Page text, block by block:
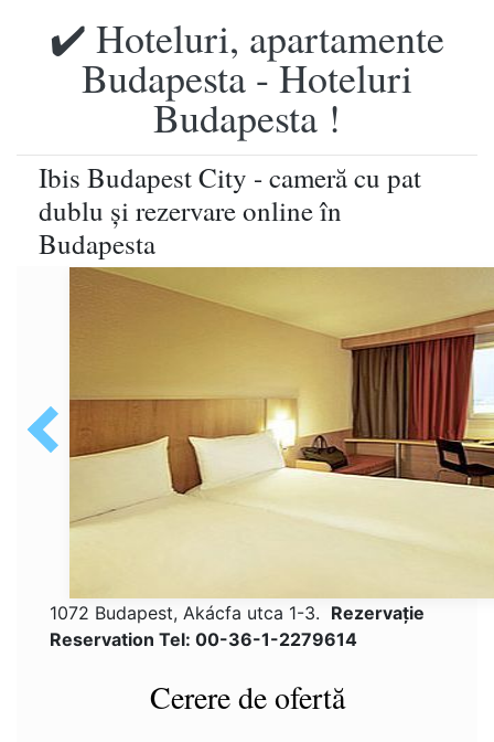
✔️ Hoteluri, apartamente
Budapesta - Hoteluri
Budapesta !
Ibis Budapest City - cameră cu pat
dublu şi rezervare online în
Budapesta
1072 Budapest, Akácfa utca 1-3. Rezervaţie
Reservation Tel: 00-36-1-2279614
Cerere de ofertă